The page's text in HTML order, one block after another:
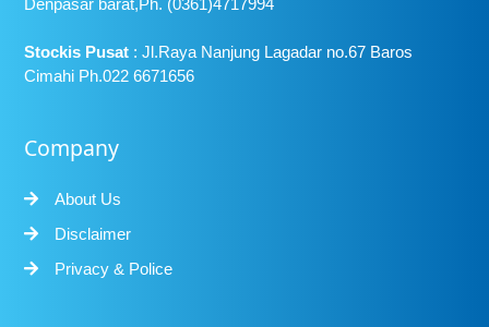
Stockis Pusat : Jl.Raya Nanjung Lagadar no.67 Baros
Cimahi Ph.022 6671656
Company
About Us
Disclaimer
Privacy & Police